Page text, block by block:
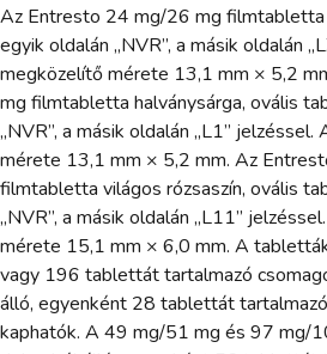
Az Entresto 24 mg/26 mg
egyik oldalán „NVR”, a másik oldalán
megközelítő mérete 13,1 mm × 5,2
mg filmtabletta halványsárga, ovális
„NVR”, a másik oldalán „L1”
mérete 13,1 mm × 5,2 mm. Az
filmtabletta világos rózsaszín, ovális
„NVR”, a másik oldalán „L11”
mérete 15,1 mm × 6,0 mm. A
vagy 196 tablettát tartalmazó
álló, egyenként 28 tablettát
kaphatók. A 49 mg/51 mg és 97 mg/